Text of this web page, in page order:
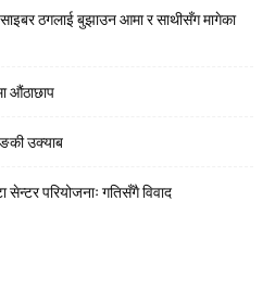
साइबर ठगलाई बुझाउन आमा र साथीसँग मागेका
औंठाछाप
उक्याब
परियोजनाः गतिसँगै विवाद